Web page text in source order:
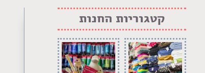
קטגוריות החנות